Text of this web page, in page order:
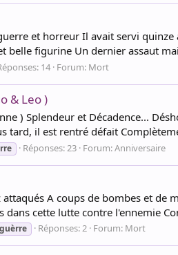
et horreur Il avait servi
figurine Un dernier assaut
14 Forum: Mort
& Leo )
) Splendeur et Décadence...
tard, il est rentré défait
Réponses: 23 Forum:Anniversaire
A coups de bombes et
cette lutte contre l'ennemie
guèrre Réponses: 2 Forum: Mort